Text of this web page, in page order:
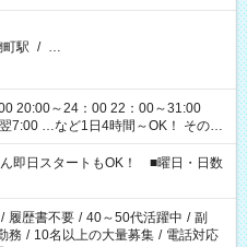
町駅 / …
20:00～24：00 22：00～31:00
…など1日4時間～OK！ その他
軽にご相談ください！
即日スタートもOK！ ■曜日・日数
/ 履歴書不要 / 40～50代活躍中 / 副
務 / 10名以上の大量募集 / 電話対応